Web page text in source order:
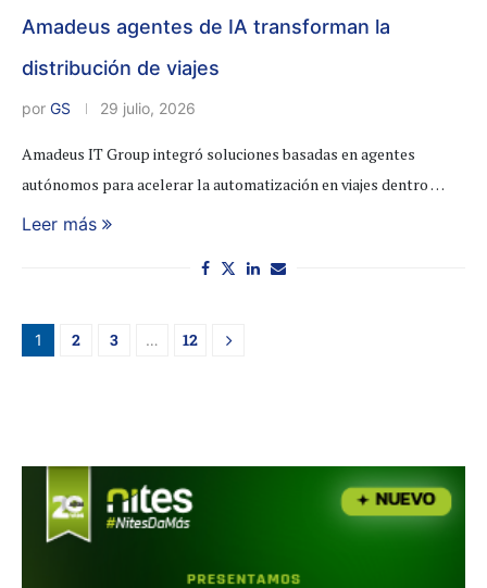
Amadeus agentes de IA transforman la
distribución de viajes
por GS 29 julio, 2026
Amadeus IT Group integró soluciones basadas en agentes
autónomos para acelerar la automatización en viajes dentro …
Leer más
1 2 3 … 12